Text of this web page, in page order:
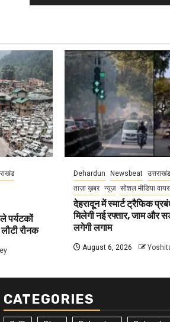
पर्यटकों
लौटी रौनक
Dehardun Newsbeat उत्तराखंड
ताज़ा ख़बर
न्यूज़ सोशल मीडिया
देहरादून में स्मार्ट ट्रैफिक
मिलेगी नई रफ्तार, जाम और
लगेगी लगाम
August 6, 2026
CATEGORIES